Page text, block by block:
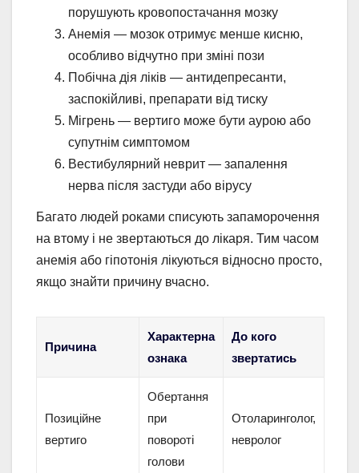
порушують кровопостачання мозку
Анемія — мозок отримує менше кисню,
особливо відчутно при зміні пози
Побічна дія ліків — антидепресанти,
заспокійливі, препарати від тиску
Мігрень — вертиго може бути аурою або
супутнім симптомом
Вестибулярний неврит — запалення
нерва після застуди або вірусу
Багато людей роками списують запаморочення
на втому і не звертаються до лікаря. Тим часом
анемія або гіпотонія лікуються відносно просто,
якщо знайти причину вчасно.
Причина
Характерна
ознака
До кого
звертатись
Позиційне
вертиго
Обертання
при
повороті
голови
Отоларинголог,
невролог